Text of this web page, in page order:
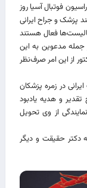
فوتبال آسیا روز
پزشک و جراح ایرانی
فعال هستند
مدعوین به این
از این امر صرف‌نظر
در زمره پزشکان
تقدیر و هدیه یادبود
از وی تحویل
دکتر حقیقت و دیگر